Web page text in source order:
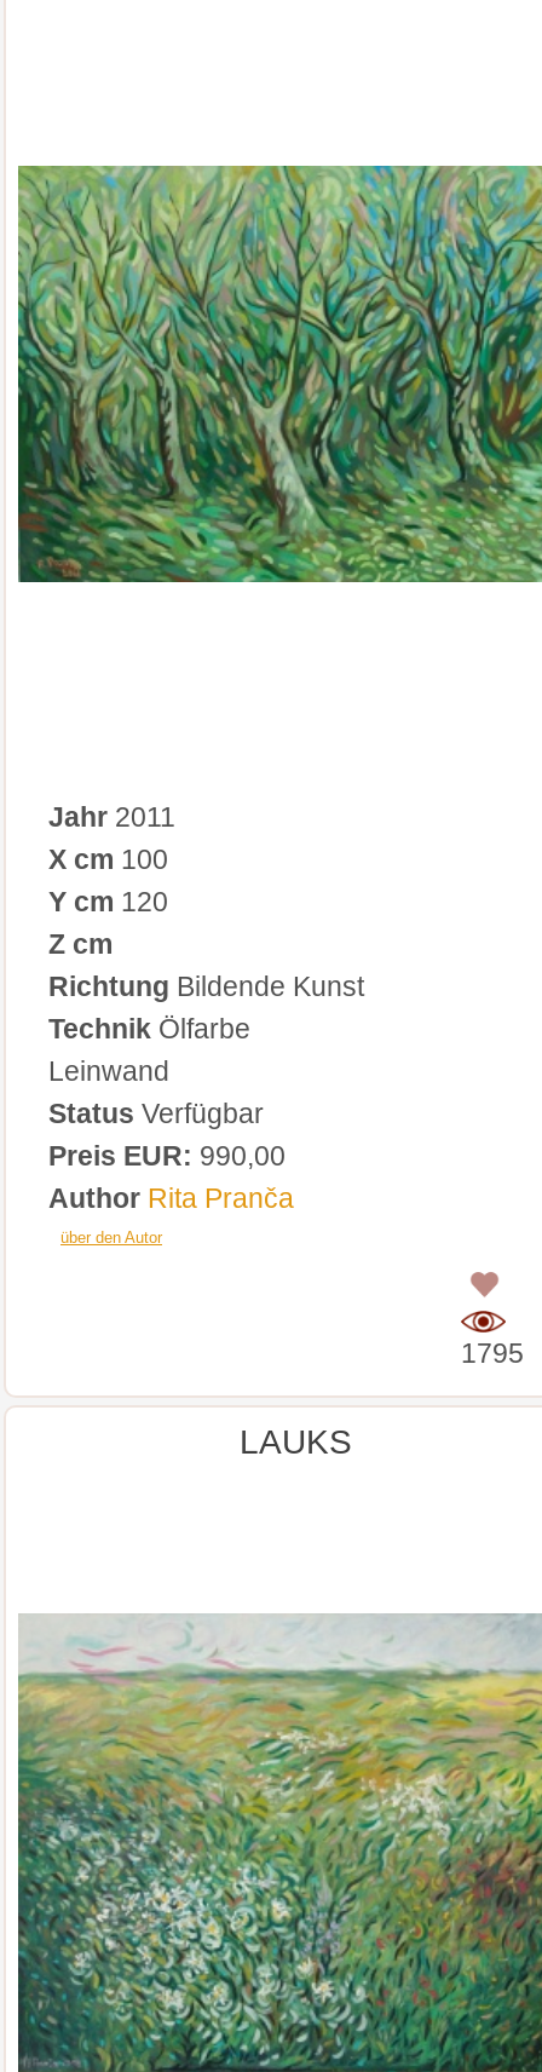
Jahr 2011
X cm 100
Y cm 120
Z cm
Richtung Bildende Kunst
Technik Ölfarbe
Leinwand
Status Verfügbar
Preis EUR: 990,00
Author Rita Pranča
über den Autor
1795
LAUKS